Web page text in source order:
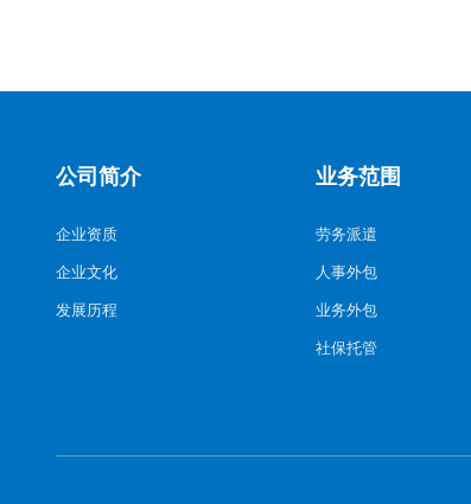
公司简介
企业资质
企业文化
发展历程
业务范围
劳务派遣
人事外包
业务外包
社保托管